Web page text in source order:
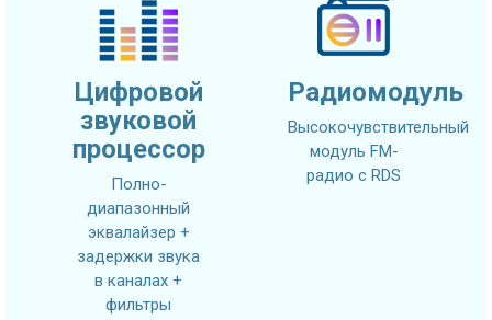
Цифровой
звуковой
процессор
Полно-
диапазонный
эквалайзер +
задержки звука
в каналах +
фильтры
Радиомодуль
Высокочувствительный
модуль FM-
радио с RDS